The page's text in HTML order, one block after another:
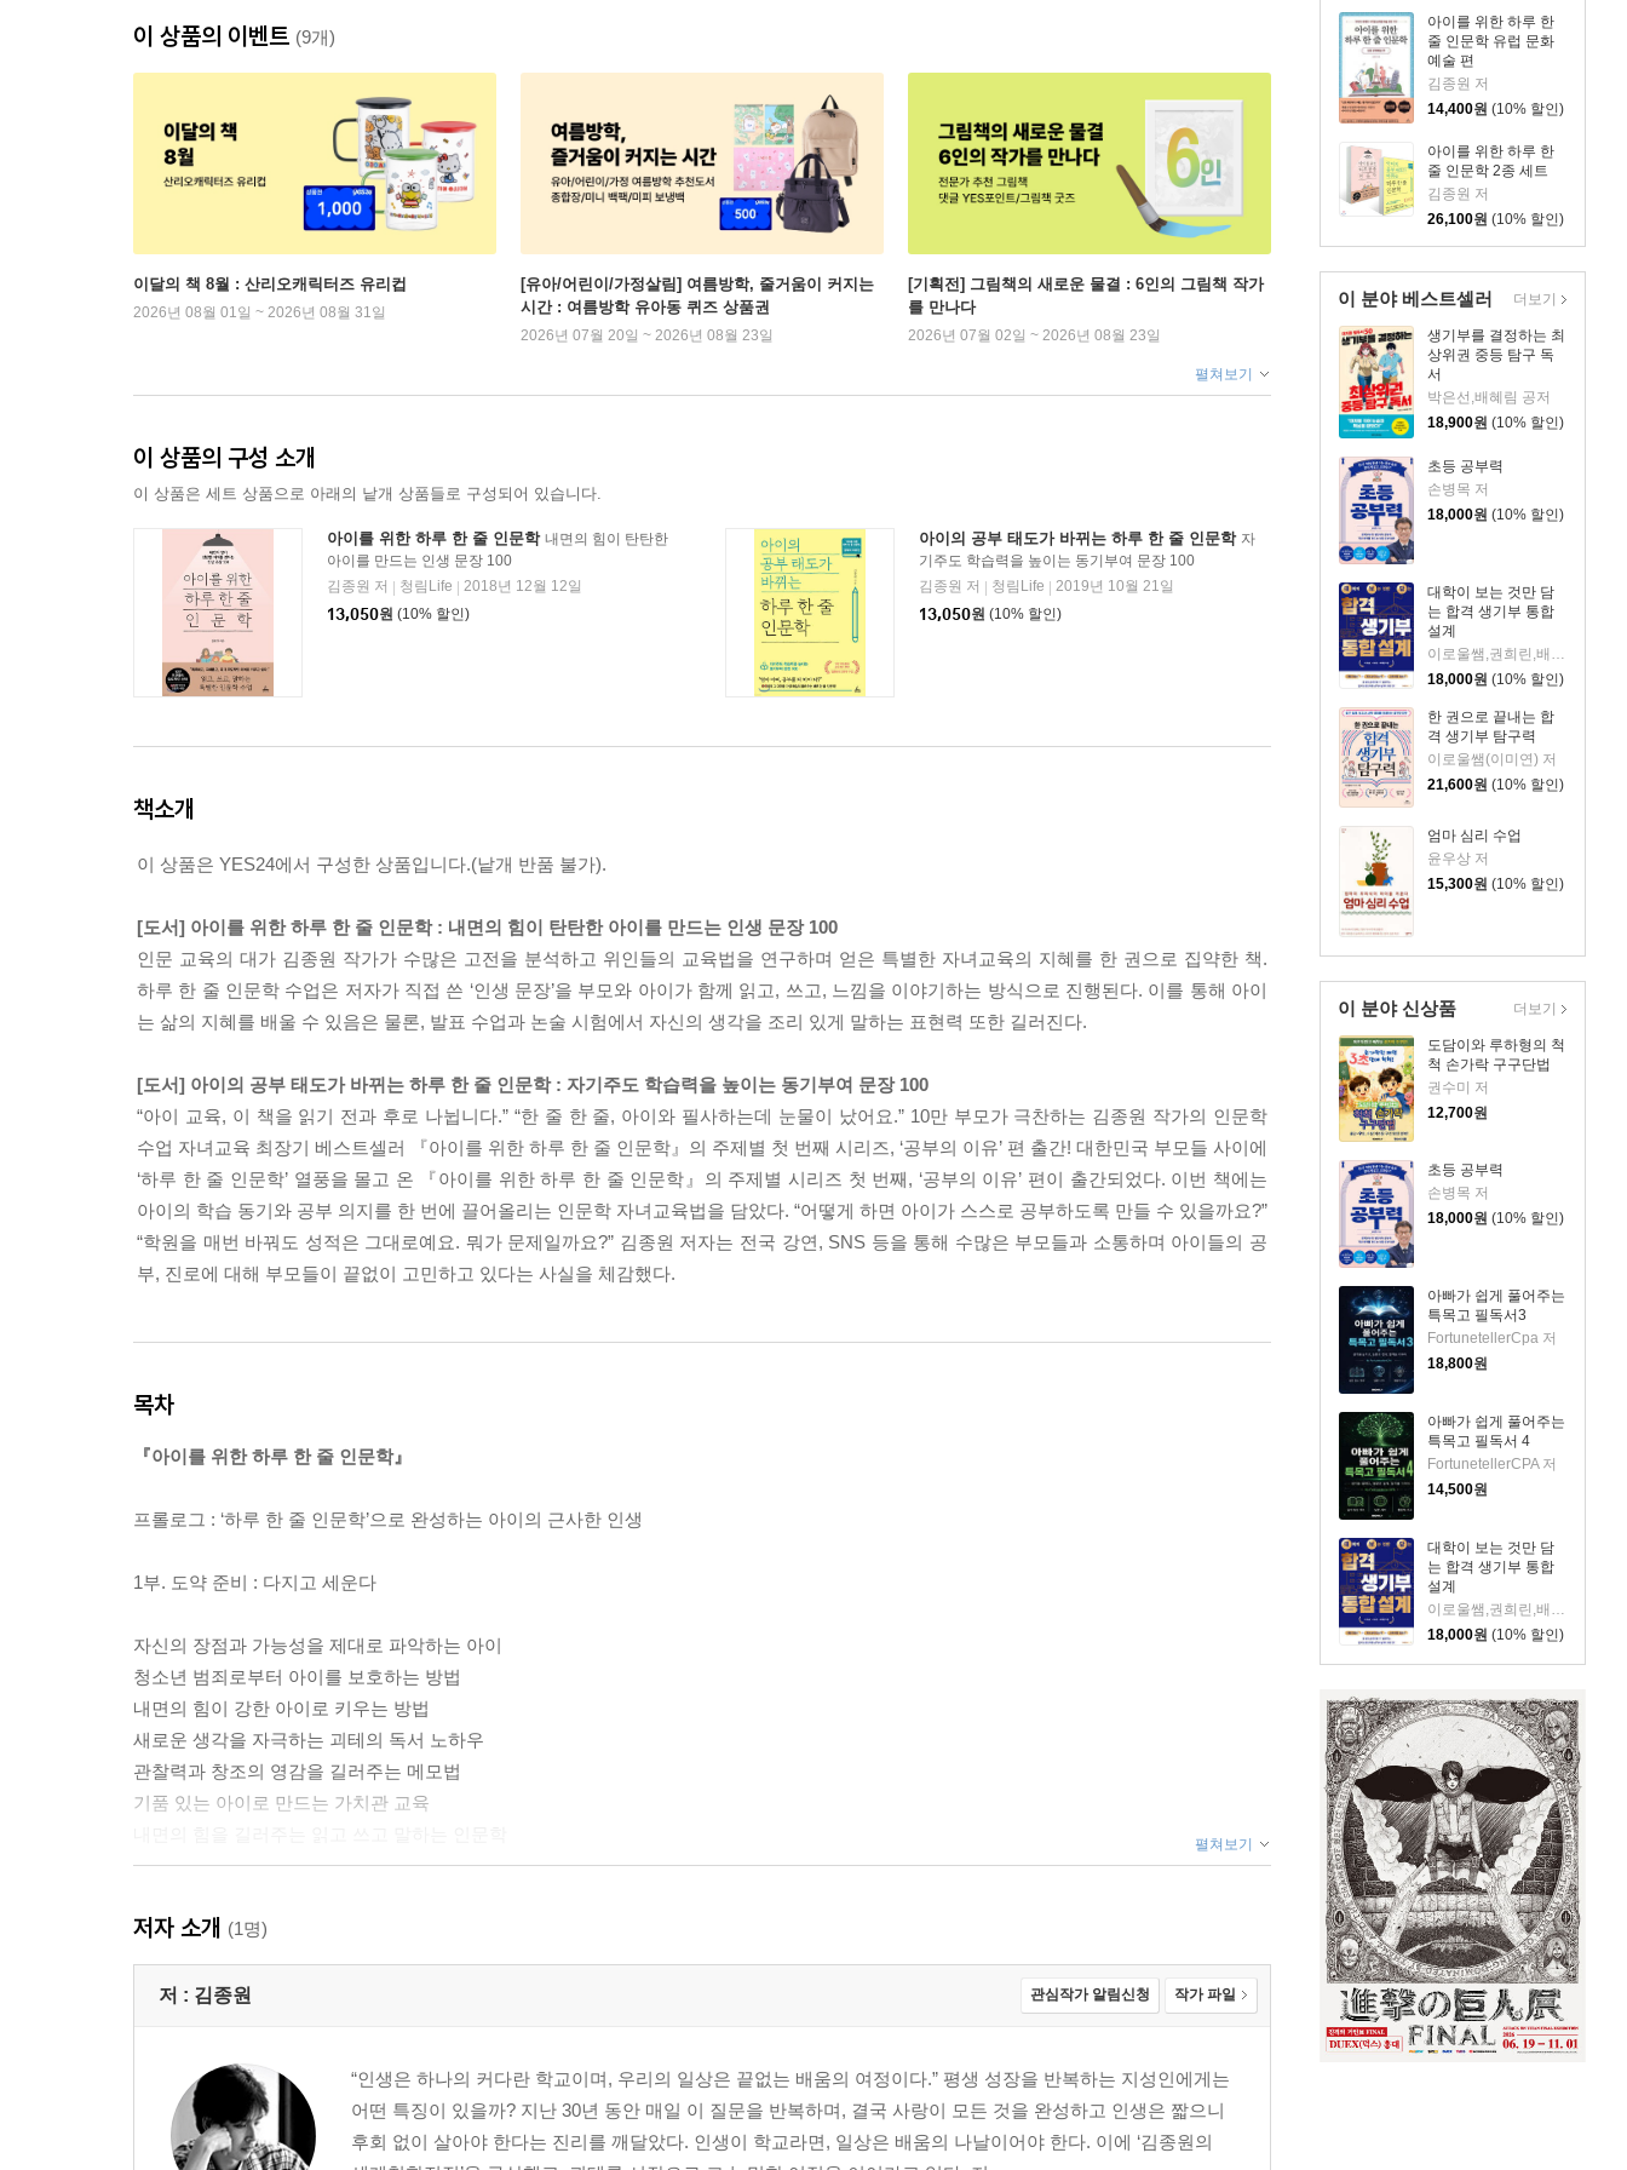
아이를 위한 하루 한
줄 인문학 유럽 문화
예술 편
김종원 저
14,400원 (10% 할인)
아이를 위한 하루 한
줄 인문학 2종 세트
김종원 저
26,100원 (10% 할인)
이 분야 베스트셀러
생기부를 결정하는 최
상위권 중등 탐구 독
서
박은선,배혜림 공저
18,900원 (10% 할인)
초등 공부력
손병목 저
18,000원 (10% 할인)
대학이 보는 것만 담
는 합격 생기부 통합
설계
18,000원 (10% 할인)
한 권으로 끝내는 합
격 생기부 탐구력
이로울쌤(이미연) 저
21,600원 (10% 할인)
엄마 심리 수업
윤우상 저
15,300원 (10% 할인)
더보기
이 분야 신상품
도담이와 루하형의 척
척 손가락 구구단법
권수미 저
12,700원
초등 공부력
손병목 저
18,000원 (10% 할인)
아빠가 쉽게 풀어주는
특목고 필독서3
FortunetellerCpa 저
18,800원
아빠가 쉽게 풀어주는
특목고 필독서 4
FortunetellerCPA 저
14,500원
대학이 보는 것만 담
는 합격 생기부 통합
설계
이로울쌤,권희린,배혜림 저
18,000원 (10% 할인)
더보기
이 상품의 이벤트 (9개)
이달의 책 8월 : 산리오캐릭터즈 유리컵
2026년 08월 01일 ~ 2026년 08월 31일
[유아/어린이/가정살림] 여름방학, 줄거움이 커지는
시간 : 여름방학 유아동 퀴즈 상품권
2026년 07월 20일 ~ 2026년 08월 23일
[기획전] 그림책의 새로운 물결 : 6인의 그림책 작가
를 만나다
2026년 07월 02일 ~ 2026년 08월 23일
펼쳐보기
이 상품의 구성 소개
이 상품은 세트 상품으로 아래의 낱개 상품들로 구성되어 있습니다.
아이를 위한 하루 한 줄 인문학 내면의 힘이 탄탄한
아이를 만드는 인생 문장 100
김종원 저
청림Life
2018년 12월 12일
13,050원 (10% 할인)
아이의 공부 태도가 바뀌는 하루 한 줄 인문학 자
기주도 학습력을 높이는 동기부여 문장 100
김종원 저
청림Life
2019년 10월 21일
13,050원 (10% 할인)
책소개
이 상품은 YES24에서 구성한 상품입니다.(낱개 반품 불가).
[도서] 아이를 위한 하루 한 줄 인문학 : 내면의 힘이 탄탄한 아이를 만드는 인생 문장 100
인문 교육의 대가 김종원 작가가 수많은 고전을 분석하고 위인들의 교육법을 연구하며 얻은 특별한 자녀교육의 지혜를 한 권으로 집약한 책.
하루 한 줄 인문학 수업은 저자가 직접 쓴 ‘인생 문장’을 부모와 아이가 함께 읽고, 쓰고, 느낌을 이야기하는 방식으로 진행된다. 이를 통해 아이
는 삶의 지혜를 배울 수 있음은 물론, 발표 수업과 논술 시험에서 자신의 생각을 조리 있게 말하는 표현력 또한 길러진다.
[도서] 아이의 공부 태도가 바뀌는 하루 한 줄 인문학 : 자기주도 학습력을 높이는 동기부여 문장 100
“아이 교육, 이 책을 읽기 전과 후로 나뉩니다.” “한 줄 한 줄, 아이와 필사하는데 눈물이 났어요.” 10만 부모가 극찬하는 김종원 작가의 인문학
수업 자녀교육 최장기 베스트셀러 『아이를 위한 하루 한 줄 인문학』의 주제별 첫 번째 시리즈, ‘공부의 이유’ 편 출간! 대한민국 부모들 사이에
‘하루 한 줄 인문학’ 열풍을 몰고 온 『아이를 위한 하루 한 줄 인문학』의 주제별 시리즈 첫 번째, ‘공부의 이유’ 편이 출간되었다. 이번 책에는
아이의 학습 동기와 공부 의지를 한 번에 끌어올리는 인문학 자녀교육법을 담았다. “어떻게 하면 아이가 스스로 공부하도록 만들 수 있을까요?”
“학원을 매번 바꿔도 성적은 그대로예요. 뭐가 문제일까요?” 김종원 저자는 전국 강연, SNS 등을 통해 수많은 부모들과 소통하며 아이들의 공
부, 진로에 대해 부모들이 끝없이 고민하고 있다는 사실을 체감했다.
목차
『아이를 위한 하루 한 줄 인문학』
프롤로그 : ‘하루 한 줄 인문학’으로 완성하는 아이의 근사한 인생
1부. 도약 준비 : 다지고 세운다
자신의 장점과 가능성을 제대로 파악하는 아이
청소년 범죄로부터 아이를 보호하는 방법
내면의 힘이 강한 아이로 키우는 방법
새로운 생각을 자극하는 괴테의 독서 노하우
관찰력과 창조의 영감을 길러주는 메모법
기품 있는 아이로 만드는 가치관 교육
사색하며 성장하는 아이로 키우는 독서법
- 아이의 인생 문장 필사 : 오랜 사색이 창의성을 이룬다
아이의 재능을 깨우는 결정적인 순간
- 아이의 인생 문장 필사 : 모든 아이에게는 잠재력이 있다
- 부모의 교육 포인트 : 돈으로는 아이의 재능을 모두 깨울 수 없다
펼쳐보기
저자 소개 (1명)
저 : 김종원 관심작가 알림신청 작가 파일
“인생은 하나의 커다란 학교이며, 우리의 일상은 끝없는 배움의 여정이다.” 평생 성장을 반복하는 지성인에게는
어떤 특징이 있을까? 지난 30년 동안 매일 이 질문을 반복하며, 결국 사랑이 모든 것을 완성하고 인생은 짧으니
후회 없이 살아야 한다는 진리를 깨달았다. 인생이 학교라면, 일상은 배움의 나날이어야 한다. 이에 ‘김종원의